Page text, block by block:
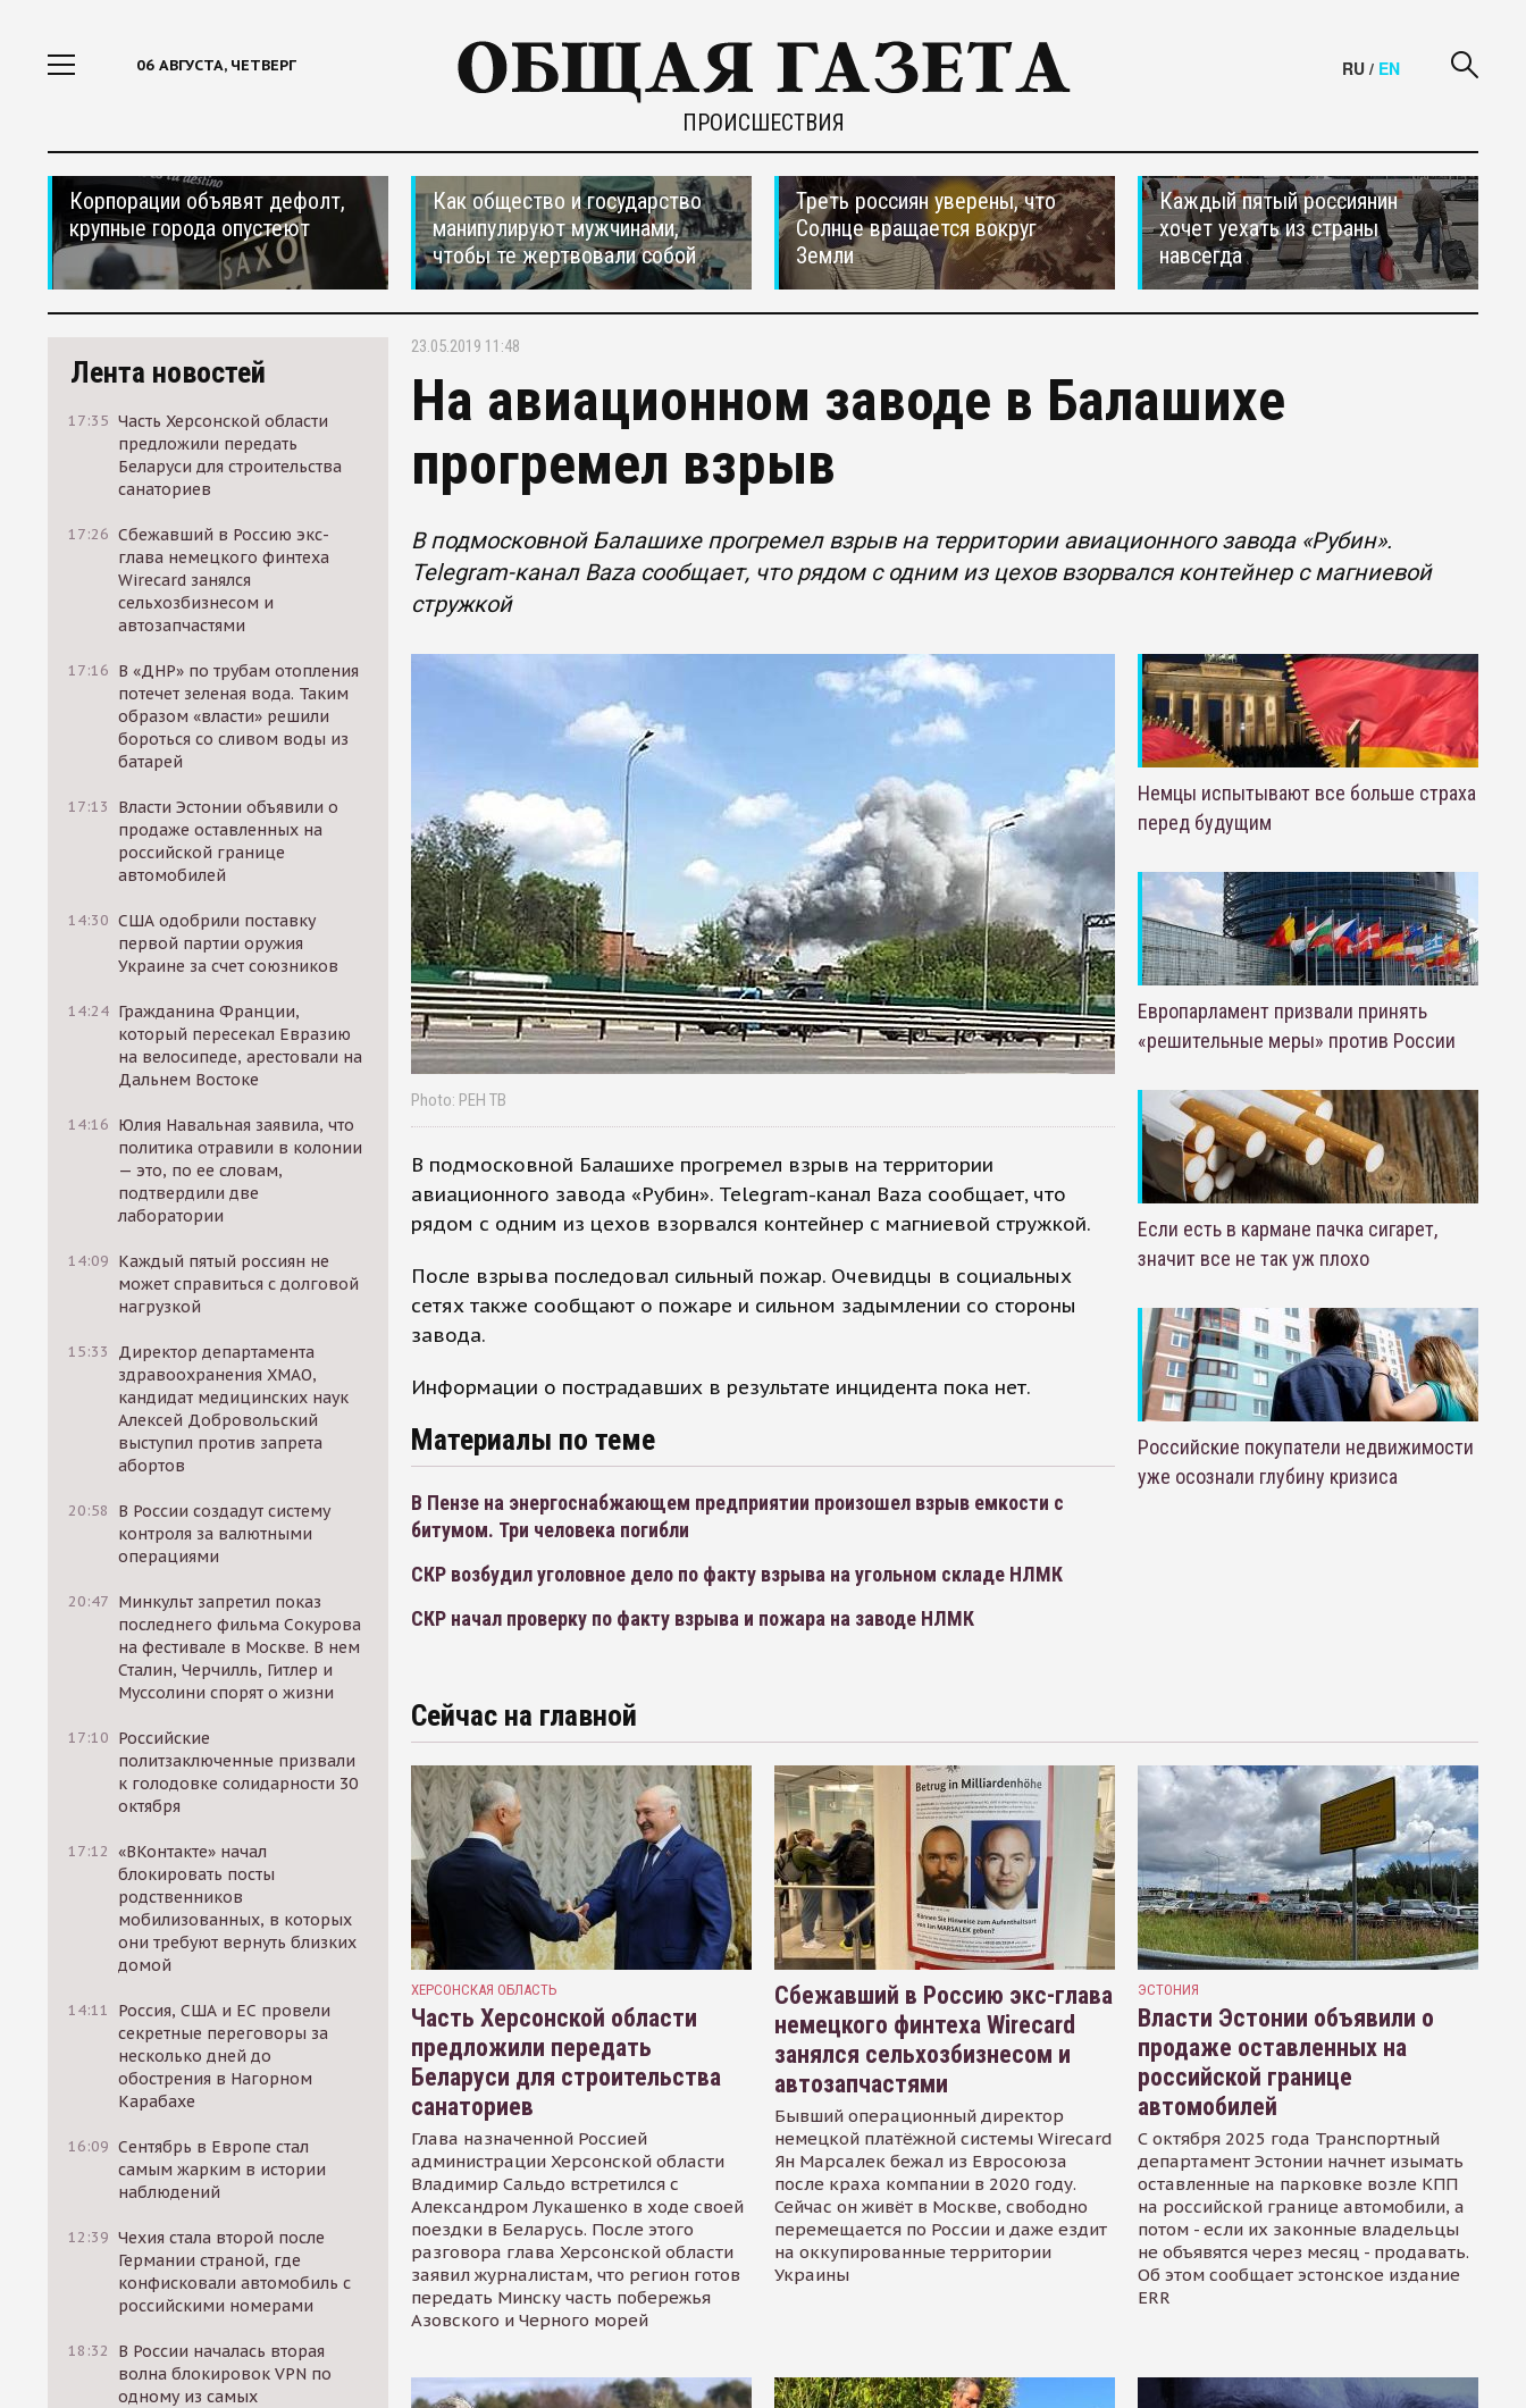
06 АВГУСТА, ЧЕТВЕРГ
ПРОИСШЕСТВИЯ
RU / EN
Корпорации объявят дефолт,
крупные города опустеют
Как общество и государство
манипулируют мужчинами,
чтобы те жертвовали собой
Треть россиян уверены, что
Солнце вращается вокруг
Земли
Каждый пятый россиянин
хочет уехать из страны
навсегда
Лента новостей
17:35 Часть Херсонской области
предложили передать
Беларуси для строительства
санаториев
17:26 Сбежавший в Россию экс-
глава немецкого финтеха
Wirecard занялся
сельхозбизнесом и
автозапчастями
17:16 В «ДНР» по трубам отопления
потечет зеленая вода. Таким
образом «власти» решили
бороться со сливом воды из
батарей
17:13
Власти Эстонии объявили о
продаже оставленных на
российской границе
автомобилей
14:30 США одобрили поставку
первой партии оружия
Украине за счет союзников
14:24 Гражданина Франции,
который пересекал Евразию
на велосипеде, арестовали на
Дальнем Востоке
14:16 Юлия Навальная заявила, что
политика отравили в колонии
— это, по ее словам,
подтвердили две
лаборатории
14:09 Каждый пятый россиян не
может справиться с долговой
нагрузкой
15:33
Директор департамента
здравоохранения ХМАО,
кандидат медицинских наук
Алексей Добровольский
выступил против запрета
абортов
20:58
В России создадут систему
контроля за валютными
операциями
20:47 Минкульт запретил показ
последнего фильма Сокурова
на фестивале в Москве. В нем
Сталин, Черчилль, Гитлер и
Муссолини спорят о жизни
17:10 Российские
политзаключенные призвали
к голодовке солидарности 30
октября
17:12 «ВКонтакте» начал
блокировать посты
родственников
мобилизованных, в которых
они требуют вернуть близких
домой
14:11
Россия, США и ЕС провели
секретные переговоры за
несколько дней до
обострения в Нагорном
Карабахе
16:09 Сентябрь в Европе стал
самым жарким в истории
наблюдений
12:39 Чехия стала второй после
Германии страной, где
конфисковали автомобиль с
российскими номерами
18:32
В России началась вторая
волна блокировок VPN по
одному из самых
23.05.2019 11:48
На авиационном заводе в Балашихе
прогремел взрыв
В подмосковной Балашихе прогремел взрыв на территории авиационного завода «Рубин».
Telegram-канал Baza сообщает, что рядом с одним из цехов взорвался контейнер с магниевой
стружкой
Photo: РЕН ТВ
В подмосковной Балашихе прогремел взрыв на территории
авиационного завода «Рубин». Telegram-канал Baza сообщает, что
рядом с одним из цехов взорвался контейнер с магниевой стружкой.
После взрыва последовал сильный пожар. Очевидцы в социальных
сетях также сообщают о пожаре и сильном задымлении со стороны
завода.
Информации о пострадавших в результате инцидента пока нет.
Материалы по теме
В Пензе на энергоснабжающем предприятии произошел взрыв емкости с
битумом. Три человека погибли
СКР возбудил уголовное дело по факту взрыва на угольном складе НЛМК
СКР начал проверку по факту взрыва и пожара на заводе НЛМК
Немцы испытывают все больше страха
перед будущим
Европарламент призвали принять
«решительные меры» против России
Если есть в кармане пачка сигарет,
значит все не так уж плохо
Российские покупатели недвижимости
уже осознали глубину кризиса
Сейчас на главной
ХЕРСОНСКАЯ ОБЛАСТЬ
Часть Херсонской области
предложили передать
Беларуси для строительства
санаториев
Глава назначенной Россией
администрации Херсонской области
Владимир Сальдо встретился с
Александром Лукашенко в ходе своей
поездки в Беларусь. После этого
разговора глава Херсонской области
заявил журналистам, что регион готов
передать Минску часть побережья
Азовского и Черного морей
Сбежавший в Россию экс-глава
немецкого финтеха Wirecard
занялся сельхозбизнесом и
автозапчастями
Бывший операционный директор
немецкой платёжной системы Wirecard
Ян Марсалек бежал из Евросоюза
после краха компании в 2020 году.
Сейчас он живёт в Москве, свободно
перемещается по России и даже ездит
на оккупированные территории
Украины
ЭСТОНИЯ
Власти Эстонии объявили о
продаже оставленных на
российской границе
автомобилей
С октября 2025 года Транспортный
департамент Эстонии начнет изымать
оставленные на парковке возле КПП
на российской границе автомобили, а
потом - если их законные владельцы
не объявятся через месяц - продавать.
Об этом сообщает эстонское издание
ERR